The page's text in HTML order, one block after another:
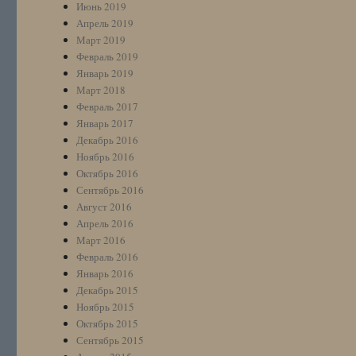
Июнь 2019
Апрель 2019
Март 2019
Февраль 2019
Январь 2019
Март 2018
Февраль 2017
Январь 2017
Декабрь 2016
Ноябрь 2016
Октябрь 2016
Сентябрь 2016
Август 2016
Апрель 2016
Март 2016
Февраль 2016
Январь 2016
Декабрь 2015
Ноябрь 2015
Октябрь 2015
Сентябрь 2015